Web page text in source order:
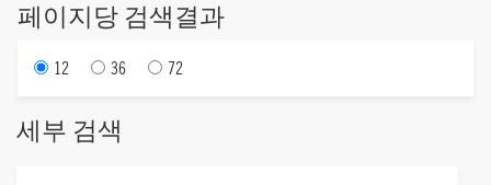
페이지당 검색결과
12 36 72
세부 검색